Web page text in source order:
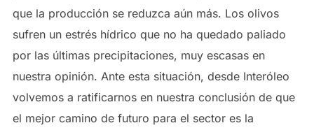
que la producción se reduzca aún más. Los olivos
sufren un estrés hídrico que no ha quedado paliado
por las últimas precipitaciones, muy escasas en
nuestra opinión. Ante esta situación, desde Interóleo
volvemos a ratificarnos en nuestra conclusión de que
el mejor camino de futuro para el sector es la